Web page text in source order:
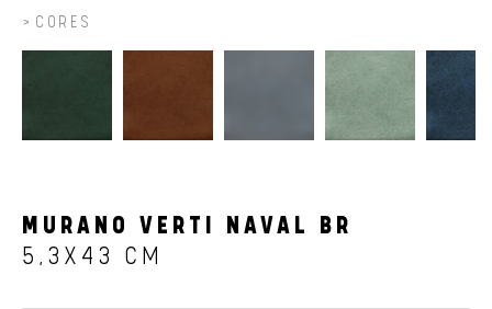
CORES
MURANO VERTI NAVAL BR
5,3X43 CM